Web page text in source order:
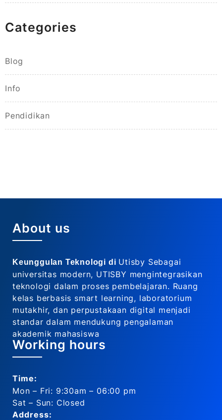
Categories
Blog
Info
Pendidikan
About us
Keunggulan Teknologi di Utisby Sebagai
universitas modern, UTISBY mengintegrasikan
teknologi dalam proses pembelajaran. Ruang
kelas berbasis smart learning, laboratorium
mutakhir, dan perpustakaan digital menjadi
standar dalam mendukung pengalaman
akademik mahasiswa
Working hours
Time:
Mon – Fri: 9:30am – 06:00 pm
Sat – Sun: Closed
Address: